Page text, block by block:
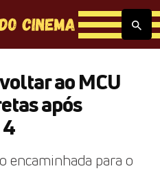
ao MCU
após
encaminhada para o